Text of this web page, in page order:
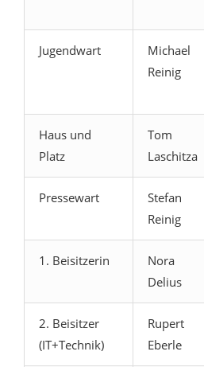
Jugendwart
Michael
Reinig
Haus und
Platz
Tom
Laschitza
Pressewart
Stefan
Reinig
1. Beisitzerin
Nora
Delius
2. Beisitzer
(IT+Technik)
Rupert
Eberle